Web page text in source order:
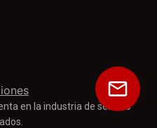
en la industria de servicio